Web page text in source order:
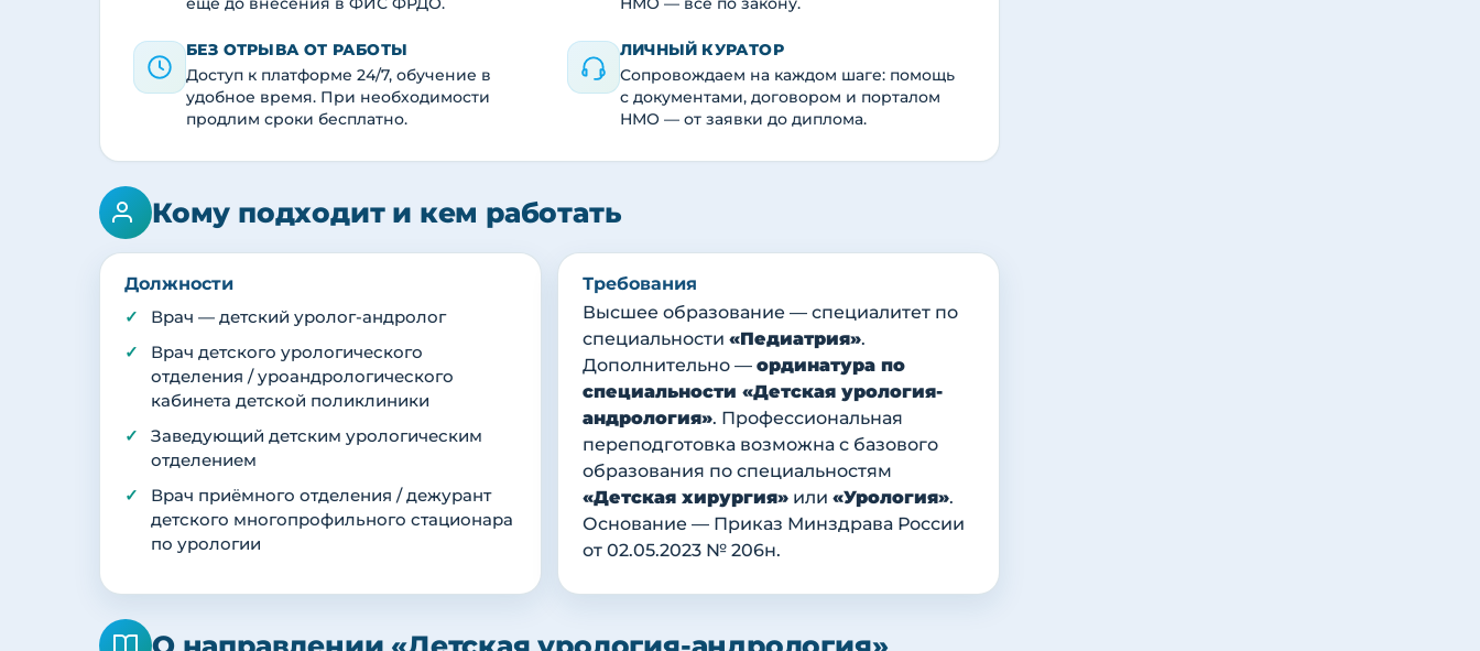
ещё до внесения в ФИС ФРДО.
НМО — всё по закону.
БЕЗ ОТРЫВА ОТ РАБОТЫ
Доступ к платформе 24/7, обучение в
удобное время. При необходимости
продлим сроки бесплатно.
ЛИЧНЫЙ КУРАТОР
Сопровождаем на каждом шаге: помощь
с документами, договором и порталом
НМО — от заявки до диплома.
Кому подходит и кем работать
Должности
Врач — детский уролог-андролог
Врач детского урологического
отделения / уроандрологического
кабинета детской поликлиники
Заведующий детским урологическим
отделением
Врач приёмного отделения / дежурант
детского многопрофильного стационара
по урологии
Требования
Высшее образование — специалитет по
специальности «Педиатрия».
Дополнительно — ординатура по
специальности «Детская урология-
андрология». Профессиональная
переподготовка возможна с базового
образования по специальностям
«Детская хирургия» или «Урология».
Основание — Приказ Минздрава России
от 02.05.2023 № 206н.